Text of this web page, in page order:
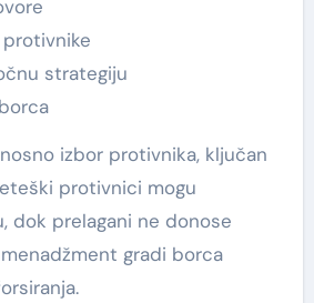
strategiju
izbor protivnika, ključan
protivnici mogu
dok prelagani ne donose
gradi borca